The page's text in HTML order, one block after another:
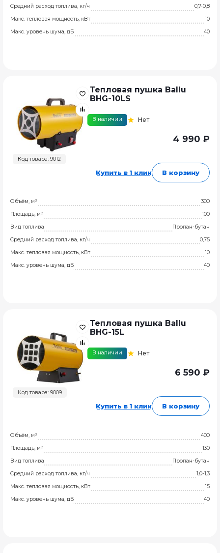
Средний расход топлива, кг/ч
0,7-0,8
Макс. тепловая мощность, кВт
10
Макс. уровень шума, дБ
40
Код товара: 9012
Тепловая пушка Ballu
BHG-10LS
В наличии Нет
4 990 ₽
Купить в 1 клик В корзину
Объём, м³
300
Площадь, м²
100
Вид топлива
Пропан-бутан
Средний расход топлива, кг/ч
0,75
Макс. тепловая мощность, кВт
10
Макс. уровень шума, дБ
40
Код товара: 9009
Тепловая пушка Ballu
BHG-15L
В наличии Нет
6 590 ₽
Купить в 1 клик В корзину
Объём, м³
400
Площадь, м²
130
Вид топлива
Пропан-бутан
Средний расход топлива, кг/ч
1,0-1,3
Макс. тепловая мощность, кВт
15
Макс. уровень шума, дБ
40